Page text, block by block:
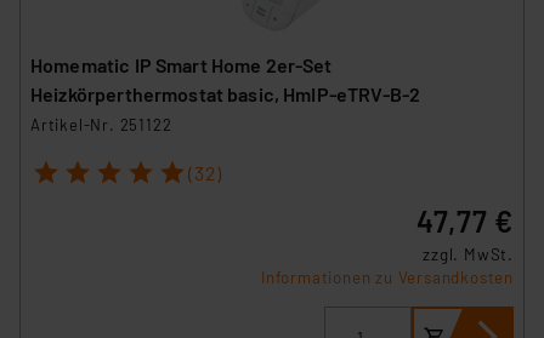
Homematic IP Smart Home 2er-Set
Heizkörperthermostat basic, HmIP-eTRV-B-2
Artikel-Nr. 251122
1 2 3 4 5 (32)
47,77 €
zzgl. MwSt.
Informationen zu Versandkosten